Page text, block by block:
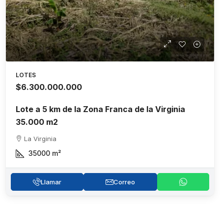
LOTES
$6.300.000.000
Lote a 5 km de la Zona Franca de la Virginia
35.000 m2
La Virginia
35000 m²
Llamar Correo